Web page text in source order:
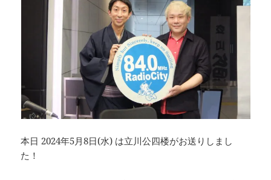
本日 2024年5月8日(水) は立川公四楼がお送りしまし
た！